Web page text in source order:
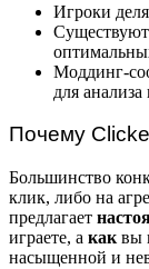
Игроки
Существуют
Моддинг-
для анализа
Почему
Большинство
клик, либо на
предлагает
играете, а как вы
насыщенной и